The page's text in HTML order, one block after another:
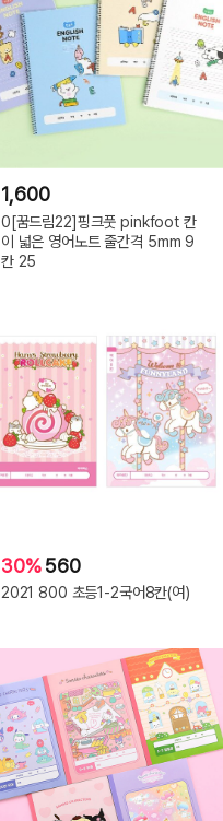
1,600
0[꿈드림22]핑크풋 pinkfoot 칸
이 넓은 영어노트 줄간격 5mm 9
칸 25
30%560
2021 800 초등1-2국어8칸(여)